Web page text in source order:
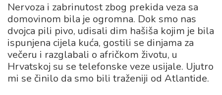
Nervoza i zabrinutost zbog prekida veza sa
domovinom bila je ogromna. Dok smo nas
dvojca pili pivo, udisali dim hašiša kojim je bila
ispunjena cijela kuća, gostili se dinjama za
večeru i razglabali o afričkom životu, u
Hrvatskoj su se telefonske veze usijale. Ujutro
mi se činilo da smo bili traženiji od Atlantide.